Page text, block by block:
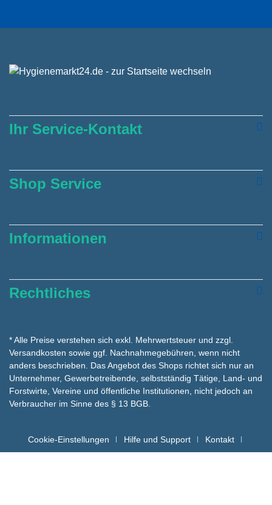
Ihr Service-Kontakt
Shop Service
Informationen
Rechtliches
* Alle Preise verstehen sich exkl. Mehrwertsteuer und zzgl.
Versandkosten sowie ggf. Nachnahmegebühren, wenn nicht
anders beschrieben. Das Angebot des Shops richtet sich nur an
Unternehmer, Gewerbetreibende, selbstständig Tätige, Land- und
Forstwirte, Vereine und öffentliche Institutionen, nicht jedoch an
Verbraucher im Sinne des § 13 BGB.
Cookie-Einstellungen Hilfe und Support Kontakt